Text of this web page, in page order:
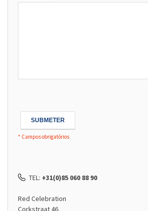
SUBMETER
* Campos obrigatórios
TEL: +31(0)85 060 88 90
Red Celebration
Corkstraat 46